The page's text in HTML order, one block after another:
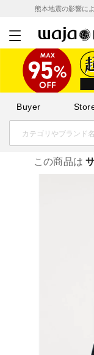
熊本地震の影響に
Buyer
この商品は